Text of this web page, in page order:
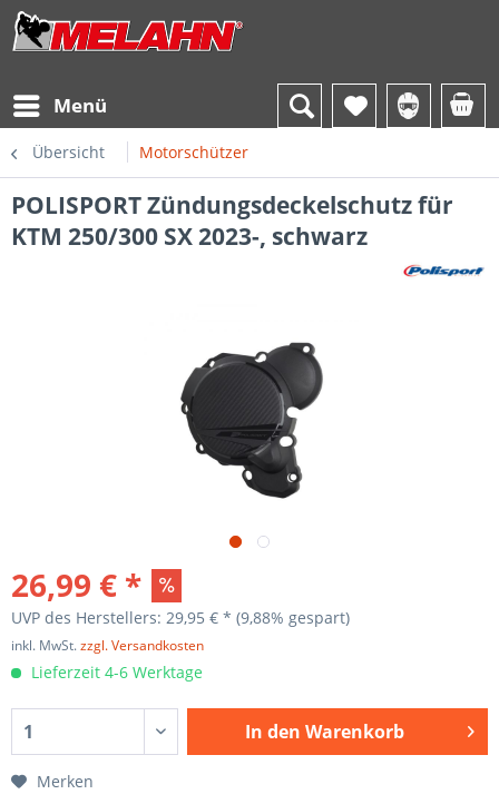
Menü
Übersicht Motorschützer
POLISPORT Zündungsdeckelschutz für
KTM 250/300 SX 2023-, schwarz
26,99 € *
UVP des Herstellers: 29,95 € * (9,88% gespart)
inkl. MwSt.zzgl. Versandkosten
Lieferzeit 4-6 Werktage
In den Warenkorb
Merken